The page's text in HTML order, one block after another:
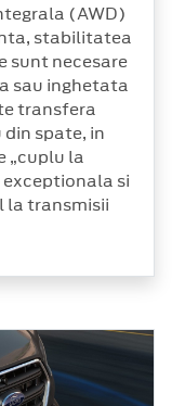
(AWD)
stabilitatea
sunt necesare
sau inghetata
transfera
spate, in
„cuplu la
si
la transmisii